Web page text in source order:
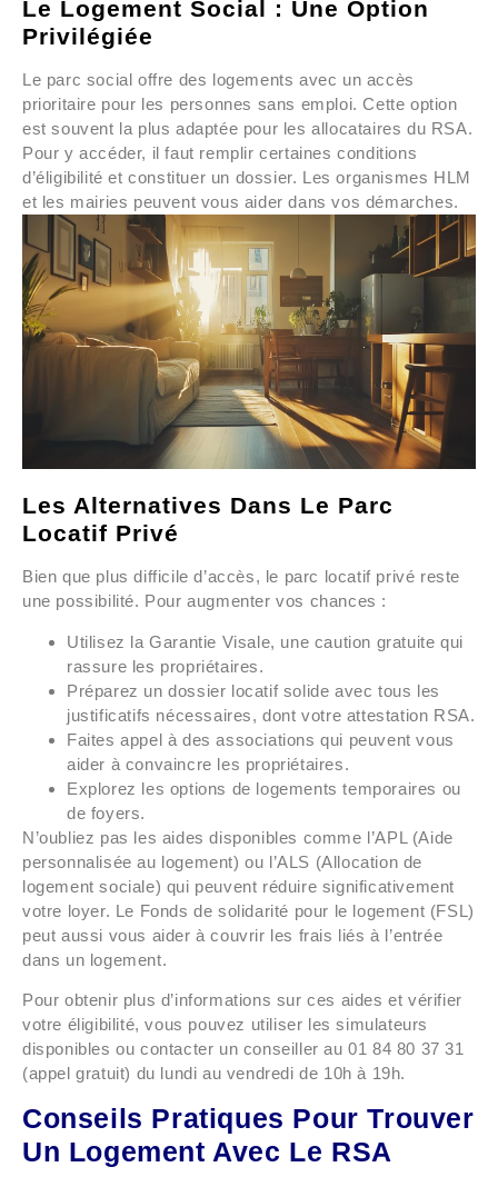
Le Logement Social : Une Option
Privilégiée
Le parc social offre des logements avec un accès
prioritaire pour les personnes sans emploi. Cette option
est souvent la plus adaptée pour les allocataires du RSA.
Pour y accéder, il faut remplir certaines conditions
d’éligibilité et constituer un dossier. Les organismes HLM
et les mairies peuvent vous aider dans vos démarches.
Les Alternatives Dans Le Parc
Locatif Privé
Bien que plus difficile d’accès, le parc locatif privé reste
une possibilité. Pour augmenter vos chances :
Utilisez la Garantie Visale, une caution gratuite qui
rassure les propriétaires.
Préparez un dossier locatif solide avec tous les
justificatifs nécessaires, dont votre attestation RSA.
Faites appel à des associations qui peuvent vous
aider à convaincre les propriétaires.
Explorez les options de logements temporaires ou
de foyers.
N’oubliez pas les aides disponibles comme l’APL (Aide
personnalisée au logement) ou l’ALS (Allocation de
logement sociale) qui peuvent réduire significativement
votre loyer. Le Fonds de solidarité pour le logement (FSL)
peut aussi vous aider à couvrir les frais liés à l’entrée
dans un logement.
Pour obtenir plus d’informations sur ces aides et vérifier
votre éligibilité, vous pouvez utiliser les simulateurs
disponibles ou contacter un conseiller au 01 84 80 37 31
(appel gratuit) du lundi au vendredi de 10h à 19h.
Conseils Pratiques Pour Trouver
Un Logement Avec Le RSA